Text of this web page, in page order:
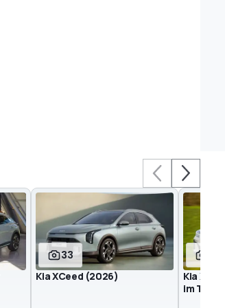
33
Kia XCeed (2026)
Kia
im Test